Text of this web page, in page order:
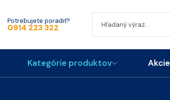
Potrebujete poradiť?
0914 223 322
Kategórie produktov Akcie